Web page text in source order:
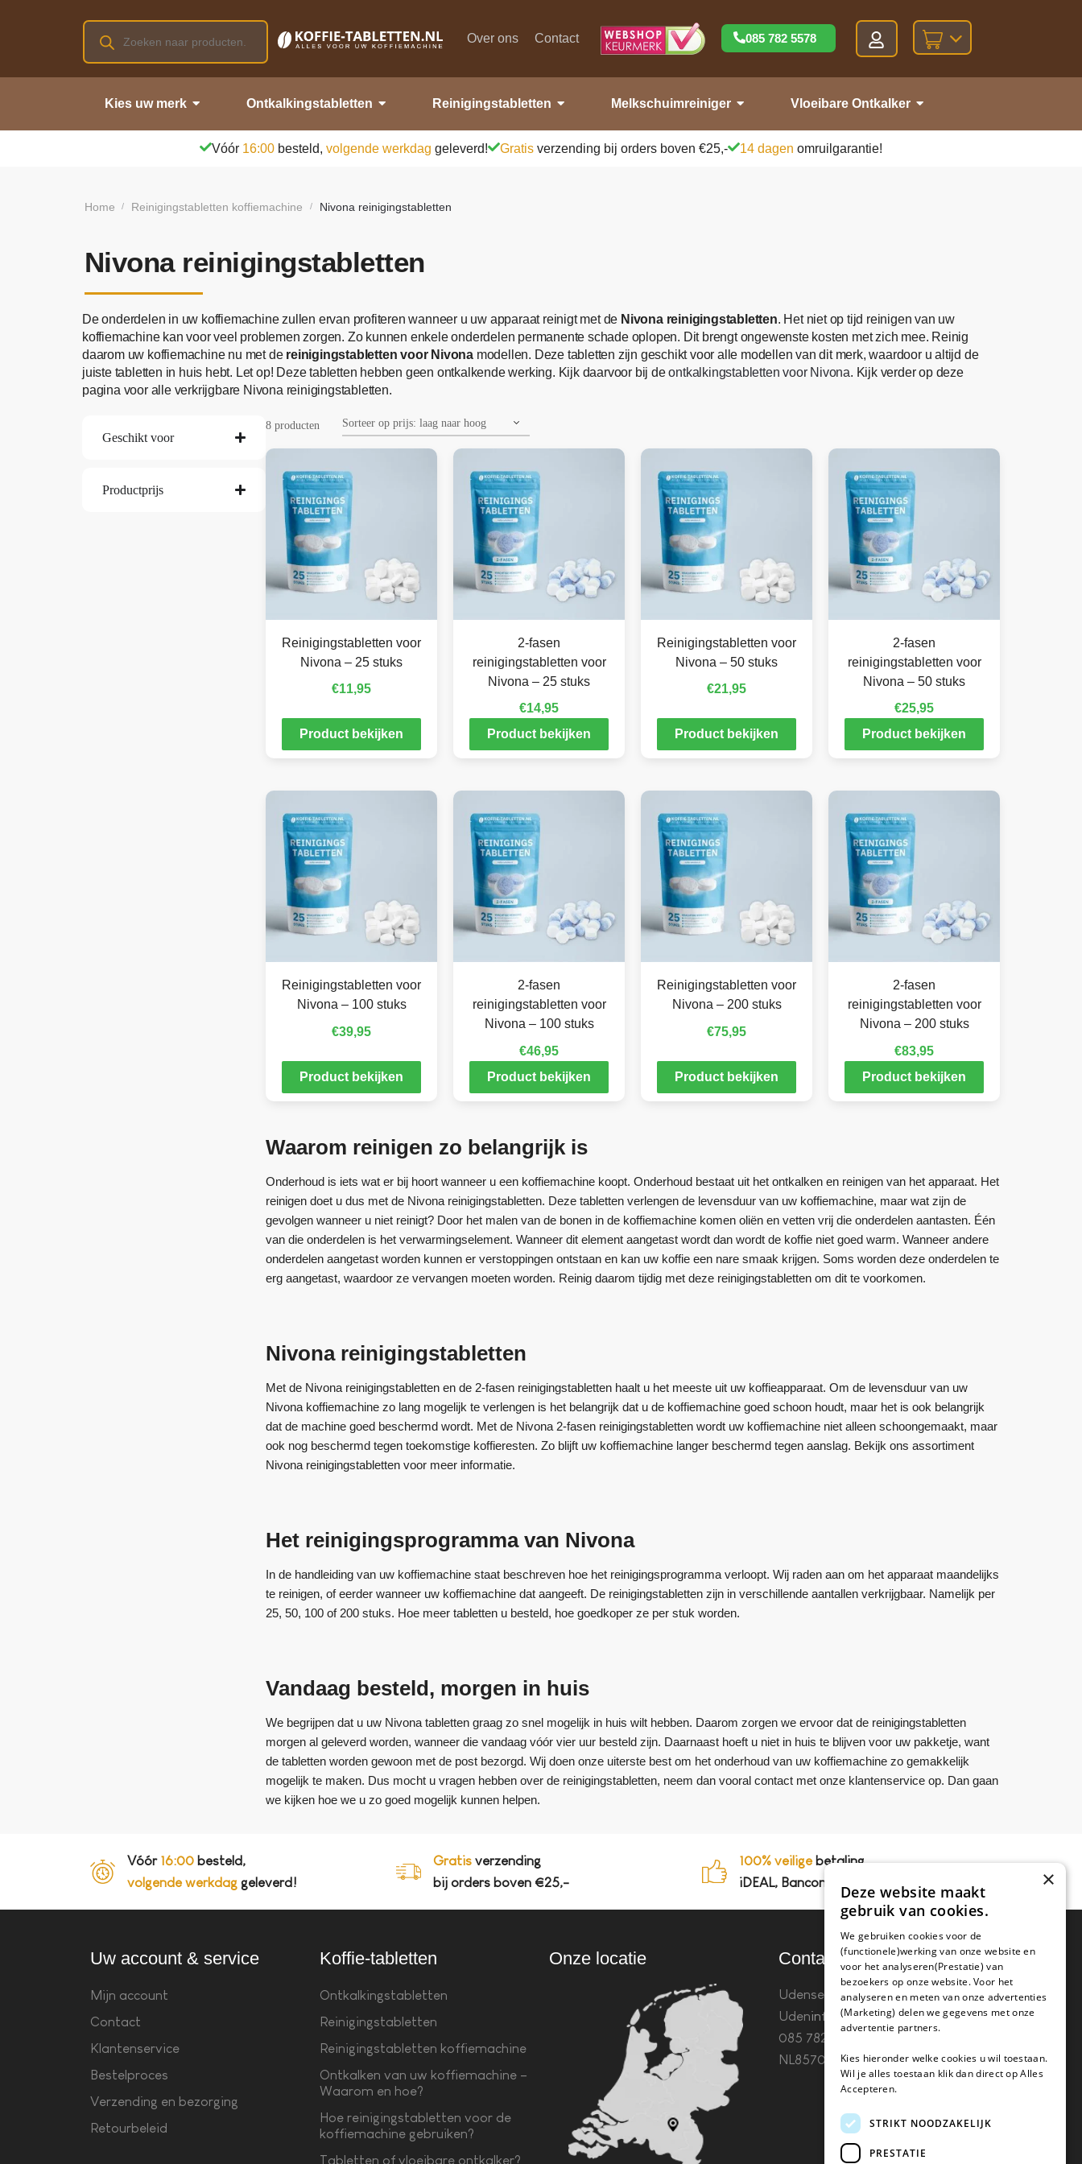
Over ons Contact 085 782 5578
Kies uw merk Ontkalkingstabletten Reinigingstabletten Melkschuimreiniger Vloeibare Ontkalker
Vóór 16:00 besteld, volgende werkdag geleverd! Gratis verzending bij orders boven €25,- 14 dagen omruilgarantie!
Home / Reinigingstabletten koffiemachine / Nivona reinigingstabletten
Nivona reinigingstabletten
De onderdelen in uw koffiemachine zullen ervan profiteren wanneer u uw apparaat reinigt met de Nivona reinigingstabletten. Het niet op tijd reinigen van uw
koffiemachine kan voor veel problemen zorgen. Zo kunnen enkele onderdelen permanente schade oplopen. Dit brengt ongewenste kosten met zich mee. Reinig
daarom uw koffiemachine nu met de reinigingstabletten voor Nivona modellen. Deze tabletten zijn geschikt voor alle modellen van dit merk, waardoor u altijd de
juiste tabletten in huis hebt. Let op! Deze tabletten hebben geen ontkalkende werking. Kijk daarvoor bij deontkalkingstabletten voor Nivona. Kijk verder op deze
pagina voor alle verkrijgbare Nivona reinigingstabletten.
Geschikt voor
Productprijs
8 producten
Reinigingstabletten voor
Nivona – 25 stuks
€11,95
Product bekijken
2-fasen
reinigingstabletten voor
Nivona – 25 stuks
€14,95
Product bekijken
Reinigingstabletten voor
Nivona – 50 stuks
€21,95
Product bekijken
2-fasen
reinigingstabletten voor
Nivona – 50 stuks
€25,95
Product bekijken
Reinigingstabletten voor
Nivona – 100 stuks
€39,95
Product bekijken
2-fasen
reinigingstabletten voor
Nivona – 100 stuks
€46,95
Product bekijken
Reinigingstabletten voor
Nivona – 200 stuks
€75,95
Product bekijken
2-fasen
reinigingstabletten voor
Nivona – 200 stuks
€83,95
Product bekijken
Waarom reinigen zo belangrijk is
Onderhoud is iets wat er bij hoort wanneer u een koffiemachine koopt. Onderhoud bestaat uit het ontkalken en reinigen van het apparaat. Het
reinigen doet u dus met de Nivona reinigingstabletten. Deze tabletten verlengen de levensduur van uw koffiemachine, maar wat zijn de
gevolgen wanneer u niet reinigt? Door het malen van de bonen in de koffiemachine komen oliën en vetten vrij die onderdelen aantasten. Één
van die onderdelen is het verwarmingselement. Wanneer dit element aangetast wordt dan wordt de koffie niet goed warm. Wanneer andere
onderdelen aangetast worden kunnen er verstoppingen ontstaan en kan uw koffie een nare smaak krijgen. Soms worden deze onderdelen te
erg aangetast, waardoor ze vervangen moeten worden. Reinig daarom tijdig met deze reinigingstabletten om dit te voorkomen.
Nivona reinigingstabletten
Met de Nivona reinigingstabletten en de 2-fasen reinigingstabletten haalt u het meeste uit uw koffieapparaat. Om de levensduur van uw
Nivona koffiemachine zo lang mogelijk te verlengen is het belangrijk dat u de koffiemachine goed schoon houdt, maar het is ook belangrijk
dat de machine goed beschermd wordt. Met de Nivona 2-fasen reinigingstabletten wordt uw koffiemachine niet alleen schoongemaakt, maar
ook nog beschermd tegen toekomstige koffieresten. Zo blijft uw koffiemachine langer beschermd tegen aanslag. Bekijk ons assortiment
Nivona reinigingstabletten voor meer informatie.
Het reinigingsprogramma van Nivona
In de handleiding van uw koffiemachine staat beschreven hoe het reinigingsprogramma verloopt. Wij raden aan om het apparaat maandelijks
te reinigen, of eerder wanneer uw koffiemachine dat aangeeft. De reinigingstabletten zijn in verschillende aantallen verkrijgbaar. Namelijk per
25, 50, 100 of 200 stuks. Hoe meer tabletten u besteld, hoe goedkoper ze per stuk worden.
Vandaag besteld, morgen in huis
We begrijpen dat u uw Nivona tabletten graag zo snel mogelijk in huis wilt hebben. Daarom zorgen we ervoor dat de reinigingstabletten
morgen al geleverd worden, wanneer die vandaag vóór vier uur besteld zijn. Daarnaast hoeft u niet in huis te blijven voor uw pakketje, want
de tabletten worden gewoon met de post bezorgd. Wij doen onze uiterste best om het onderhoud van uw koffiemachine zo gemakkelijk
mogelijk te maken. Dus mocht u vragen hebben over de reinigingstabletten, neem dan vooral contact met onze klantenservice op. Dan gaan
we kijken hoe we u zo goed mogelijk kunnen helpen.
Vóór 16:00 besteld,
volgende werkdag geleverd!
Gratis verzending
bij orders boven €25,-
100% veiligebetaling,
iDEAL, Bancontact en op rekening
Uw account & service
Mijn account
Contact
Klantenservice
Bestelproces
Verzending en bezorging
Retourbeleid
Koffie-tabletten
Ontkalkingstabletten
Reinigingstabletten
Reinigingstabletten koffiemachine
Ontkalken van uw koffiemachine –
Waarom en hoe?
Hoe reinigingstabletten voor de
koffiemachine gebruiken?
Tabletten of vloeibare ontkalker?
Onze locatie Contact
Udenseweg 8B 5405 PA
Udeninfo(@)koffie-tabletten.nlTel.
085 782 5578KvK 67529623 Btw:
NL857053759B01
×
Deze website maakt
gebruik van cookies.
We gebruiken cookies voor de
(functionele)werking van onze website en
voor het analyseren(Prestatie) van
bezoekers op onze website. Voor het
analyseren en meten van onze advertenties
(Marketing) delen we gegevens met onze
advertentie partners.
Kies hieronder welke cookies u wil toestaan.
Wil je alles toestaan klik dan direct op Alles
Accepteren.
STRIKT NOODZAKELIJK
PRESTATIE